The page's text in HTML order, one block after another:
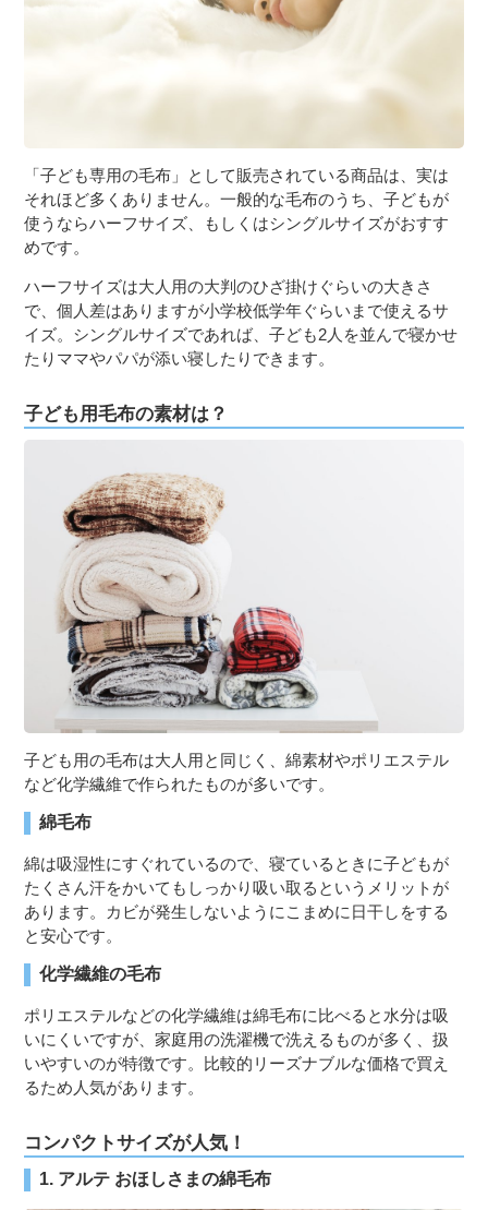
「子ども専用の毛布」として販売されている商品は、実は
それほど多くありません。一般的な毛布のうち、子どもが
使うならハーフサイズ、もしくはシングルサイズがおすす
めです。
ハーフサイズは大人用の大判のひざ掛けぐらいの大きさ
で、個人差はありますが小学校低学年ぐらいまで使えるサ
イズ。シングルサイズであれば、子ども2人を並んで寝かせ
たりママやパパが添い寝したりできます。
子ども用毛布の素材は？
子ども用の毛布は大人用と同じく、綿素材やポリエステル
など化学繊維で作られたものが多いです。
綿毛布
綿は吸湿性にすぐれているので、寝ているときに子どもが
たくさん汗をかいてもしっかり吸い取るというメリットが
あります。カビが発生しないようにこまめに日干しをする
と安心です。
化学繊維の毛布
ポリエステルなどの化学繊維は綿毛布に比べると水分は吸
いにくいですが、家庭用の洗濯機で洗えるものが多く、扱
いやすいのが特徴です。比較的リーズナブルな価格で買え
るため人気があります。
コンパクトサイズが人気！
1. アルテ おほしさまの綿毛布